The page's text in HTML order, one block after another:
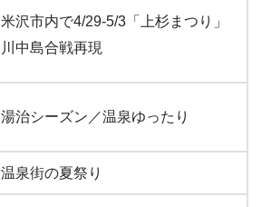
米沢市内で4/29-5/3「上杉まつり」
川中島合戦再現
湯治シーズン／温泉ゆったり
温泉街の夏祭り